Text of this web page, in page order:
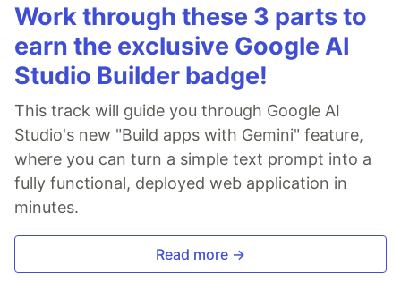
Work through these 3 parts to
earn the exclusive Google AI
Studio Builder badge!
This track will guide you through Google AI
Studio's new "Build apps with Gemini" feature,
where you can turn a simple text prompt into a
fully functional, deployed web application in
minutes.
Read more →